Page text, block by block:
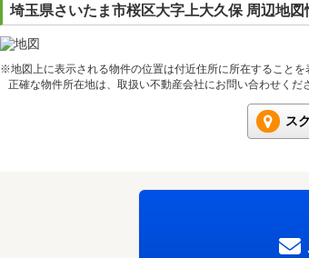
埼玉県さいたま市桜区大字上大久保 周辺地図
※地図上に表示される物件の位置は付近住所に所在すること
正確な物件所在地は、取扱い不動産会社にお問い合わせくだ
ス